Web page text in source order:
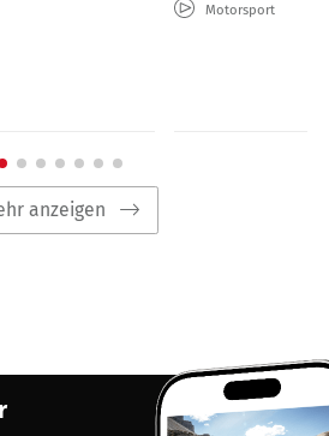
Motorsport
anzeigen